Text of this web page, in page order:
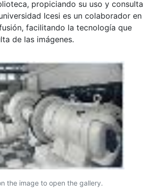
propiciando su uso y consulta
Icesi es un colaborador en
facilitando la tecnología que
de las imágenes.
the image to open the gallery.